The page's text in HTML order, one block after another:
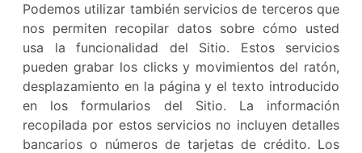
Podemos utilizar también servicios de terceros que
nos permiten recopilar datos sobre cómo usted
usa la funcionalidad del Sitio. Estos servicios
pueden grabar los clicks y movimientos del ratón,
desplazamiento en la página y el texto introducido
en los formularios del Sitio. La información
recopilada por estos servicios no incluyen detalles
bancarios o números de tarjetas de crédito. Los